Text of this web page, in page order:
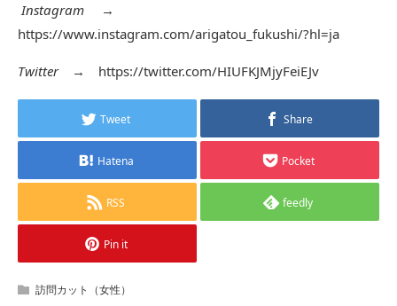
Instagram →
https://www.instagram.com/arigatou_fukushi/?hl=ja
Twitter→ https://twitter.com/HIUFKJMjyFeiEJv
Tweet Share
Hatena Pocket
RSS feedly
Pin it
訪問カット（女性）